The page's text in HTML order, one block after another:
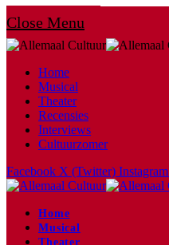
Close Menu
Home
Musical
Theater
Recensies
Interviews
Cultuurzomer
Facebook X (Twitter) Instagram
Home
Musical
Theater